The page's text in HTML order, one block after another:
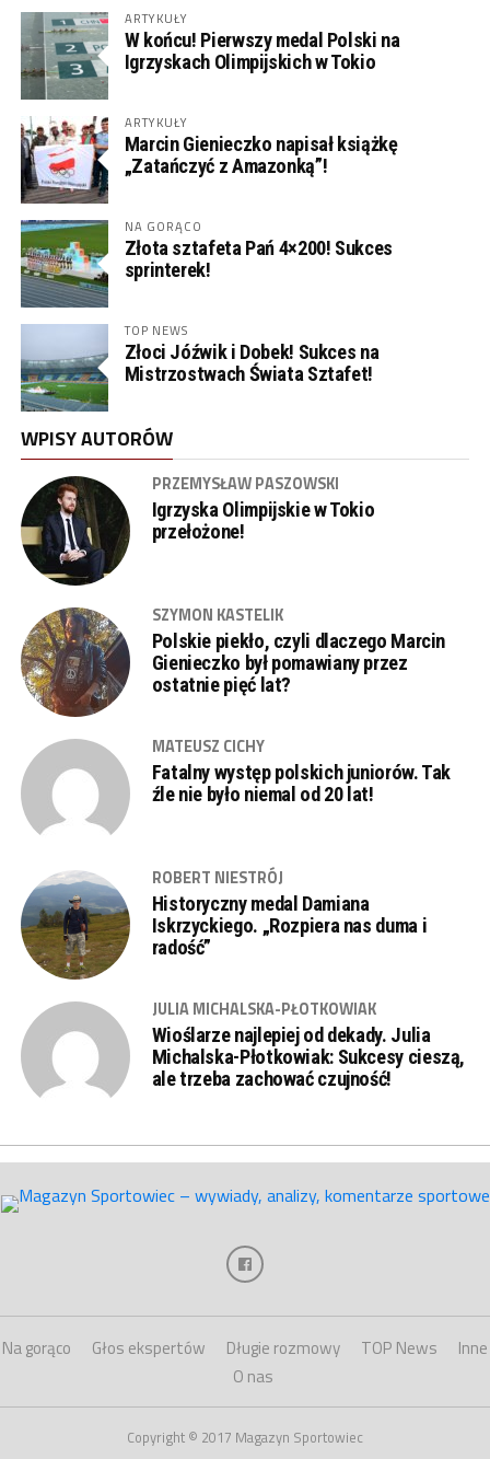
ARTYKUŁY
W końcu! Pierwszy medal Polski na
Igrzyskach Olimpijskich w Tokio
ARTYKUŁY
Marcin Gienieczko napisał książkę
„Zatańczyć z Amazonką”!
NA GORĄCO
Złota sztafeta Pań 4×200! Sukces
sprinterek!
TOP NEWS
Złoci Jóźwik i Dobek! Sukces na
Mistrzostwach Świata Sztafet!
WPISY AUTORÓW
PRZEMYSŁAW PASZOWSKI
Igrzyska Olimpijskie w Tokio
przełożone!
SZYMON KASTELIK
Polskie piekło, czyli dlaczego Marcin
Gienieczko był pomawiany przez
ostatnie pięć lat?
MATEUSZ CICHY
Fatalny występ polskich juniorów. Tak
źle nie było niemal od 20 lat!
ROBERT NIESTRÓJ
Historyczny medal Damiana
Iskrzyckiego. „Rozpiera nas duma i
radość”
JULIA MICHALSKA-PŁOTKOWIAK
Wioślarze najlepiej od dekady. Julia
Michalska-Płotkowiak: Sukcesy cieszą,
ale trzeba zachować czujność!
Na gorąco Głos ekspertów Długie rozmowy TOP News
Inne
O nas
Copyright © 2017 Magazyn Sportowiec